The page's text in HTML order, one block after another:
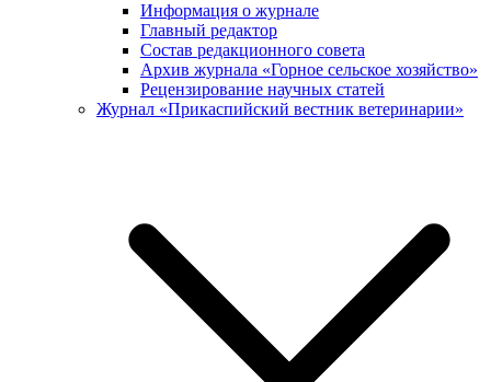
Информация о журнале
Главный редактор
Состав редакционного совета
Архив журнала «Горное сельское хозяйство»
Рецензирование научных статей
Журнал «Прикаспийский вестник ветеринарии»